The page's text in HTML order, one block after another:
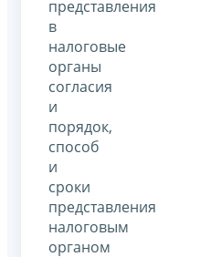
представления
в
налоговые
органы
согласия
и
порядок,
способ
и
сроки
представления
налоговым
органом